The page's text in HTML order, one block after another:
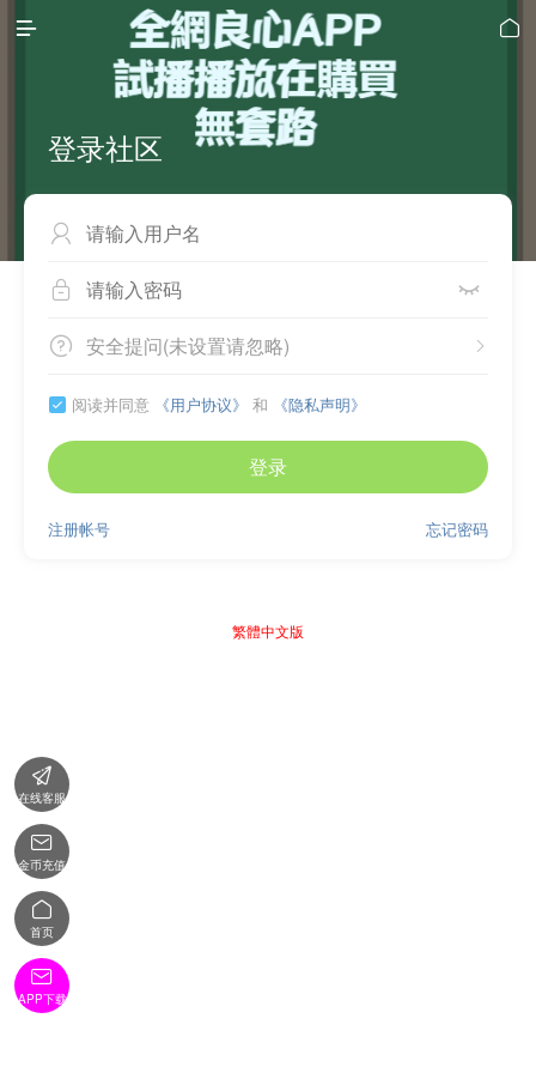
 
登录社区

 
 
安全提问(未设置请忽略)
 阅读并同意 《用户协议》 和 《隐私声明》
登录
忘记密码
注册帐号
繁體中文版

在线客服

金币充值

首页

APP下载